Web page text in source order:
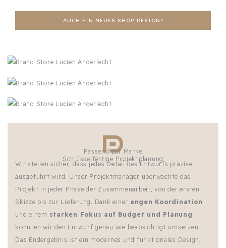
AUCH EIN NEUES SHOP-DESIGN?
Schlüsselfertige Projektplanung
Passend zur Marke
Wir stellen sicher, dass jedes Detail des Entwurfs präzise
ausgeführt wird. Unser Projektmanager überwachte das
Projekt in jeder Phase der Zusammenarbeit, von der ersten
Skizze bis zur Lieferung. Dank einer engen Koordination
und einem starken Fokus auf Budget und Planung
konnten wir den Entwurf genau wie beabsichtigt umsetzen.
Das Endergebnis ist ein modernes und funktionales Design,